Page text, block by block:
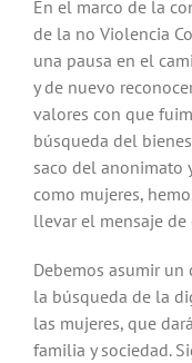
En el marco de la
de la no Violencia
una pausa en el
y de nuevo
valores con que
búsqueda del
saco del anonimato
como mujeres,
llevar el mensaje de
Debemos asumir un
la búsqueda de la
las mujeres, que
familia y sociedad.